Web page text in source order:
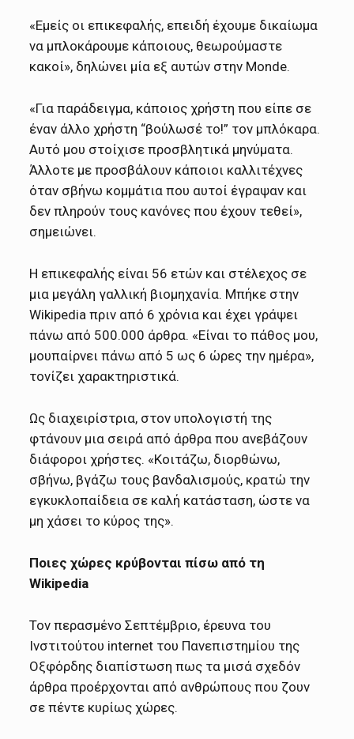
«Εμείς οι επικεφαλής, επειδή έχουμε δικαίωμα
να μπλοκάρουμε κάποιους, θεωρούμαστε
κακοί», δηλώνει μία εξ αυτών στην Monde.
«Για παράδειγμα, κάποιος χρήστη που είπε σε
έναν άλλο χρήστη “βούλωσέ το!” τον μπλόκαρα.
Αυτό μου στοίχισε προσβλητικά μηνύματα.
Άλλοτε με προσβάλουν κάποιοι καλλιτέχνες
όταν σβήνω κομμάτια που αυτοί έγραψαν και
δεν πληρούν τους κανόνες που έχουν τεθεί»,
σημειώνει.
Η επικεφαλής είναι 56 ετών και στέλεχος σε
μια μεγάλη γαλλική βιομηχανία. Μπήκε στην
Wikipedia πριν από 6 χρόνια και έχει γράψει
πάνω από 500.000 άρθρα. «Είναι το πάθος μου,
μουπαίρνει πάνω από 5 ως 6 ώρες την ημέρα»,
τονίζει χαρακτηριστικά.
Ως διαχειρίστρια, στον υπολογιστή της
φτάνουν μια σειρά από άρθρα που ανεβάζουν
διάφοροι χρήστες. «Κοιτάζω, διορθώνω,
σβήνω, βγάζω τους βανδαλισμούς, κρατώ την
εγκυκλοπαίδεια σε καλή κατάσταση, ώστε να
μη χάσει το κύρος της».
Ποιες χώρες κρύβονται πίσω από τη
Wikipedia
Τον περασμένο Σεπτέμβριο, έρευνα του
Ινστιτούτου internet του Πανεπιστημίου της
Οξφόρδης διαπίστωση πως τα μισά σχεδόν
άρθρα προέρχονται από ανθρώπους που ζουν
σε πέντε κυρίως χώρες.